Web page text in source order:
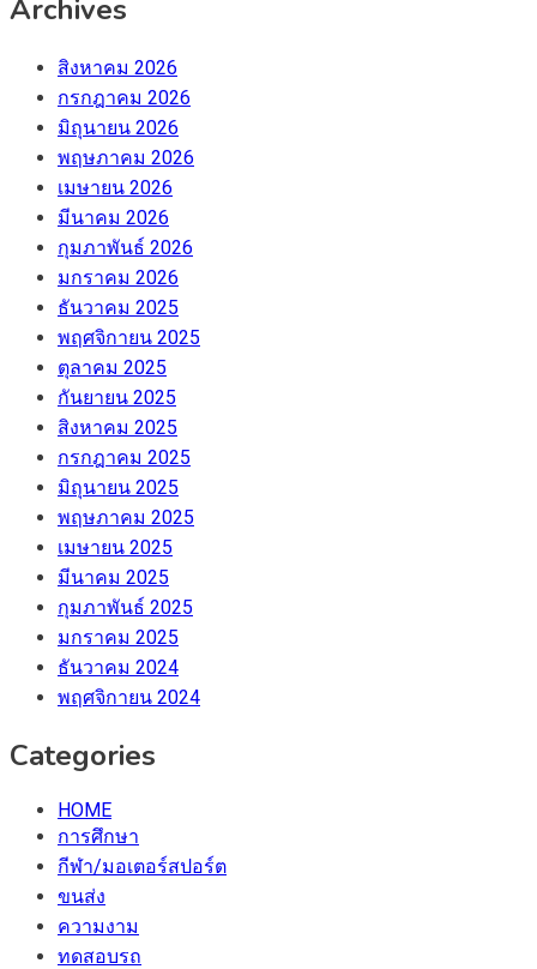
Archives
สิงหาคม 2026
กรกฎาคม 2026
มิถุนายน 2026
พฤษภาคม 2026
เมษายน 2026
มีนาคม 2026
กุมภาพันธ์ 2026
มกราคม 2026
ธันวาคม 2025
พฤศจิกายน 2025
ตุลาคม 2025
กันยายน 2025
สิงหาคม 2025
กรกฎาคม 2025
มิถุนายน 2025
พฤษภาคม 2025
เมษายน 2025
มีนาคม 2025
กุมภาพันธ์ 2025
มกราคม 2025
ธันวาคม 2024
พฤศจิกายน 2024
Categories
HOME
การศึกษา
กีฬา/มอเตอร์สปอร์ต
ขนส่ง
ความงาม
ทดสอบรถ